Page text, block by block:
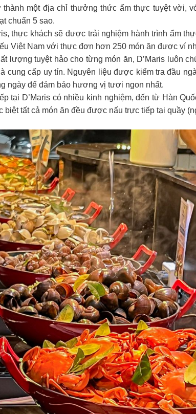
thành một địa chỉ thưởng thức ẩm thực tuyệt vời,
chuẩn 5 sao.
thực khách sẽ được trải nghiệm hành trình ẩm
Việt Nam với thực đơn hơn 250 món ăn được ví
lượng tuyệt hảo cho từng món ăn, D’Maris luôn
cung cấp uy tín. Nguyên liệu được kiểm tra đầu
ngày để đảm bảo hương vị tươi ngon nhất.
tại D’Maris có nhiều kinh nghiệm, đến từ Hàn
biệt tất cả món ăn đều được nấu trực tiếp tại quầy